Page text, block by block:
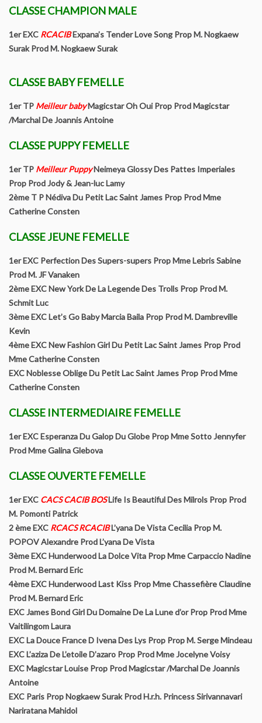
qualité du YTC et BT
Expositions
La confirmation
Comment devenir champion
LISTE DES CHAMPIONS HOMOLOGUES SCC
Manifestations
Nationale d’élévage
Spécial Yorkshire Challenge et Biewer Challenge
Terrier”
Régionales d’élévage
Nationales D’élevage
Championnat de France
Journées amicales
Spéciales de race
Contact
CLASSE CHAMPION MALE
1er EXC RCACIBExpana’s Tender Love Song Prop M. Nogkaew
Surak Prod M. Nogkaew Surak
CLASSE BABY FEMELLE
1er TP Meilleur babyMagicstar Oh Oui Prop Prod Magicstar
/Marchal De Joannis Antoine
CLASSE PUPPY FEMELLE
1er TP Meilleur PuppyNeimeya Glossy Des Pattes Imperiales
Prop Prod Jody & Jean-luc Lamy
2ème T P Nédiva Du Petit Lac Saint James Prop Prod Mme
Catherine Consten
CLASSE JEUNE FEMELLE
1er EXC Perfection Des Supers-supers Prop Mme Lebris Sabine
Prod M. JF Vanaken
2ème EXC New York De La Legende Des Trolls Prop Prod M.
Schmit Luc
3ème EXC Let’s Go Baby Marcia Baila Prop Prod M. Dambreville
Kevin
4ème EXC New Fashion Girl Du Petit Lac Saint James Prop Prod
Mme Catherine Consten
EXC Noblesse Oblige Du Petit Lac Saint James Prop Prod Mme
Catherine Consten
CLASSE INTERMEDIAIRE FEMELLE
1er EXC Esperanza Du Galop Du Globe Prop Mme Sotto Jennyfer
Prod Mme Galina Glebova
CLASSE OUVERTE FEMELLE
1er EXC CACS CACIB BOSLife Is Beautiful Des Milrols Prop Prod
M. Pomonti Patrick
2 ème EXC RCACS RCACIBL’yana De Vista Cecilia Prop M.
POPOV Alexandre Prod L’yana De Vista
3ème EXC Hunderwood La Dolce Vita Prop Mme Carpaccio Nadine
Prod M. Bernard Eric
4ème EXC Hunderwood Last Kiss Prop Mme Chassefière Claudine
Prod M. Bernard Eric
EXC James Bond Girl Du Domaine De La Lune d’or Prop Prod Mme
Vaitilingom Laura
EXC La Douce France D Ivena Des Lys Prop Prop M. Serge Mindeau
EXC L’aziza De L’etoile D’azaro Prop Prod Mme Jocelyne Voisy
EXC Magicstar Louise Prop Prod Magicstar /Marchal De Joannis
Antoine
EXC Paris Prop Nogkaew Surak Prod H.r.h. Princess Sirivannavari
Nariratana Mahidol